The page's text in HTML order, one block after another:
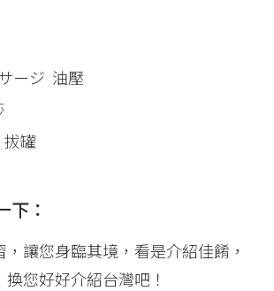
ージ 油壓
罐
下：
讓您身臨其境，看是介紹佳餚，
您好好介紹台灣吧！